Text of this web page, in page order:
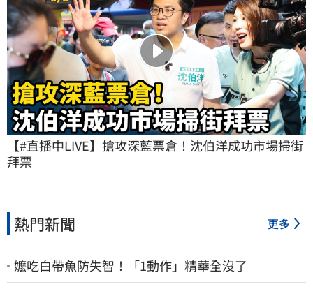
【#直播中LIVE】搶攻深藍票倉！沈伯洋成功市場掃街
拜票
熱門新聞 更多
嬤吃白帶魚防失智！「1動作」精華全沒了